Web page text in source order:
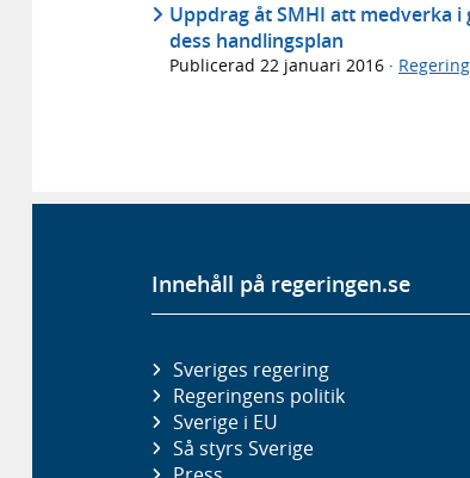
Uppdrag åt SMHI att medverka
dess handlingsplan
Publicerad 22 januari 2016 ·
Innehåll på regeringen.se
Sveriges regering
Regeringens politik
Sverige i EU
Så styrs Sverige